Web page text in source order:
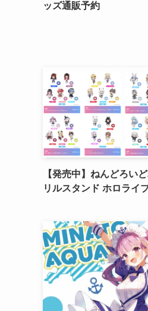
ッズ通販予約
【発売中】ねんどろい
リルスタンド ホロライ